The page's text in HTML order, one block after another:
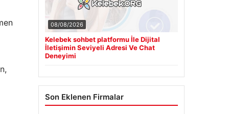
08/08/2026
Kelebek sohbet platformu İle Dijital
İletişimin Seviyeli Adresi Ve Chat
Deneyimi
Son Eklenen Firmalar